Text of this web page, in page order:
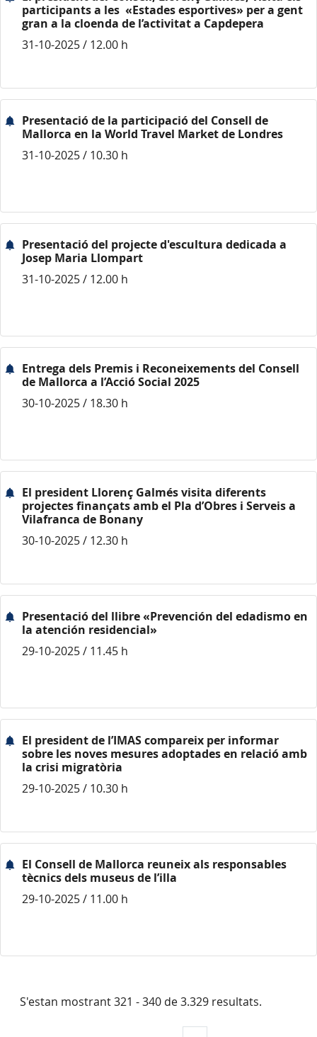
participants a les «Estades esportives» per a gent
gran a la cloenda de l’activitat a Capdepera
31-10-2025 / 12.00 h
Presentació de la participació del Consell de
Mallorca en la World Travel Market de Londres
31-10-2025 / 10.30 h
Presentació del projecte d'escultura dedicada a
Josep Maria Llompart
31-10-2025 / 12.00 h
Entrega dels Premis i Reconeixements del Consell
de Mallorca a l’Acció Social 2025
30-10-2025 / 18.30 h
El president Llorenç Galmés visita diferents
projectes finançats amb el Pla d’Obres i Serveis a
Vilafranca de Bonany
30-10-2025 / 12.30 h
Presentació del llibre «Prevención del edadismo en
la atención residencial»
29-10-2025 / 11.45 h
El president de l’IMAS compareix per informar
sobre les noves mesures adoptades en relació amb
la crisi migratòria
29-10-2025 / 10.30 h
El Consell de Mallorca reuneix als responsables
tècnics dels museus de l’illa
29-10-2025 / 11.00 h
S'estan mostrant 321 - 340 de 3.329 resultats.